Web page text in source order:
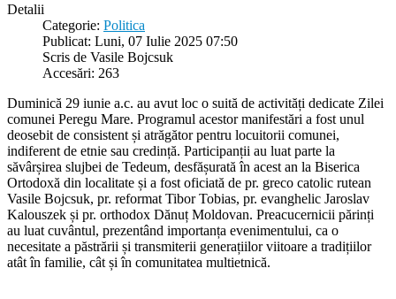
Detalii
Categorie: Politica
Publicat: Luni, 07 Iulie 2025 07:50
Scris de Vasile Bojcsuk
Accesări: 263
Duminică 29 iunie a.c. au avut loc o suită de activități dedicate Zilei
comunei Peregu Mare. Programul acestor manifestări a fost unul
deosebit de consistent și atrăgător pentru locuitorii comunei,
indiferent de etnie sau credință. Participanții au luat parte la
săvârșirea slujbei de Tedeum, desfășurată în acest an la Biserica
Ortodoxă din localitate și a fost oficiată de pr. greco catolic rutean
Vasile Bojcsuk, pr. reformat Tibor Tobias, pr. evanghelic Jaroslav
Kalouszek și pr. orthodox Dănuț Moldovan. Preacucernicii părinți
au luat cuvântul, prezentând importanța evenimentului, ca o
necesitate a păstrării și transmiterii generațiilor viitoare a tradițiilor
atât în familie, cât și în comunitatea multietnică.